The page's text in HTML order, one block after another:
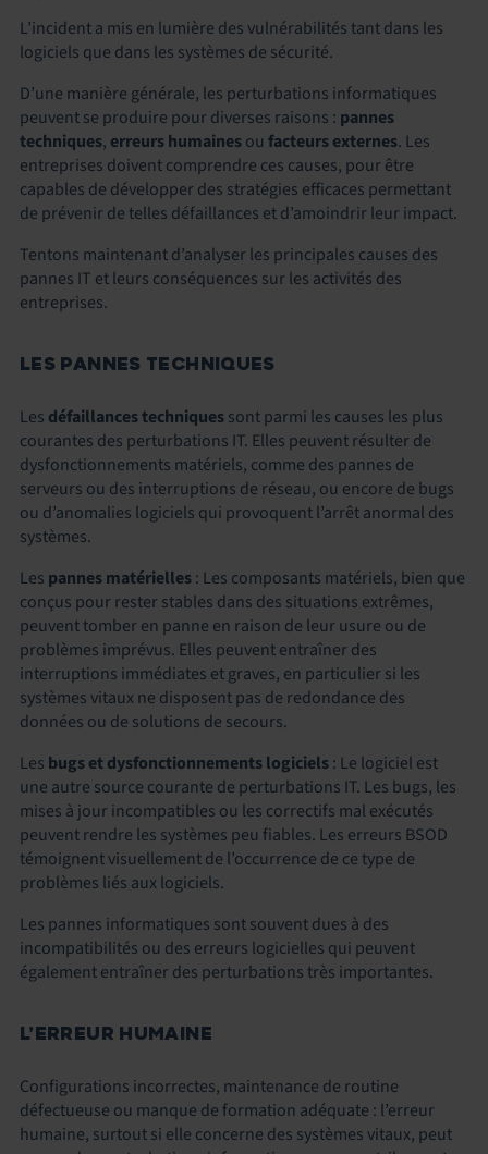
L’incident a mis en lumière des vulnérabilités tant dans les
logiciels que dans les systèmes de sécurité.
D’une manière générale, les perturbations informatiques
peuvent se produire pour diverses raisons : pannes
techniques, erreurs humainesou facteurs externes. Les
entreprises doivent comprendre ces causes, pour être
capables de développer des stratégies efficaces permettant
de prévenir de telles défaillances et d’amoindrir leur impact.
Tentons maintenant d’analyser les principales causes des
pannes IT et leurs conséquences sur les activités des
entreprises.
LES PANNES TECHNIQUES
Les défaillances techniquessont parmi les causes les plus
courantes des perturbations IT. Elles peuvent résulter de
dysfonctionnements matériels, comme des pannes de
serveurs ou des interruptions de réseau, ou encore de bugs
ou d’anomalies logiciels qui provoquent l’arrêt anormal des
systèmes.
Les pannes matérielles: Les composants matériels, bien que
conçus pour rester stables dans des situations extrêmes,
peuvent tomber en panne en raison de leur usure ou de
problèmes imprévus. Elles peuvent entraîner des
interruptions immédiates et graves, en particulier si les
systèmes vitaux ne disposent pas de redondance des
données ou de solutions de secours.
Les bugs et dysfonctionnements logiciels: Le logiciel est
une autre source courante de perturbations IT. Les bugs, les
mises à jour incompatibles ou les correctifs mal exécutés
peuvent rendre les systèmes peu fiables. Les erreurs BSOD
témoignent visuellement de l’occurrence de ce type de
problèmes liés aux logiciels.
Les pannes informatiques sont souvent dues à des
incompatibilités ou des erreurs logicielles qui peuvent
également entraîner des perturbations très importantes.
L’ERREUR HUMAINE
Configurations incorrectes, maintenance de routine
défectueuse ou manque de formation adéquate : l’erreur
humaine, surtout si elle concerne des systèmes vitaux, peut